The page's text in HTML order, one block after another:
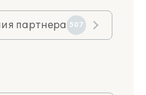
партнера 507